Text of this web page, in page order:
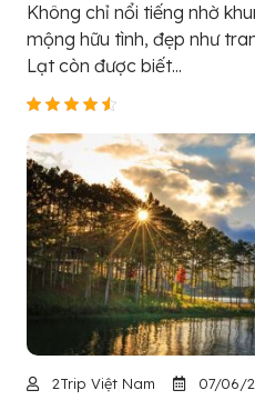
Không chỉ nổi tiếng nhờ
mộng hữu tình, đẹp như
Lạt còn được biết...
2Trip Việt Nam 07/06/